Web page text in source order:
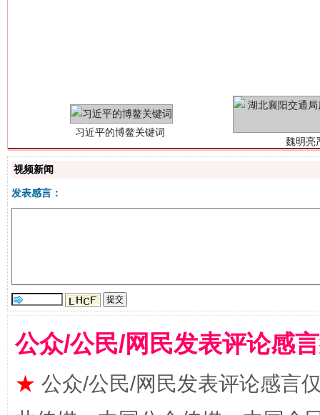
视频新闻
发表感言：
公众/公民/网民发表评论感
★ 公众/公民/网民发表评论感言